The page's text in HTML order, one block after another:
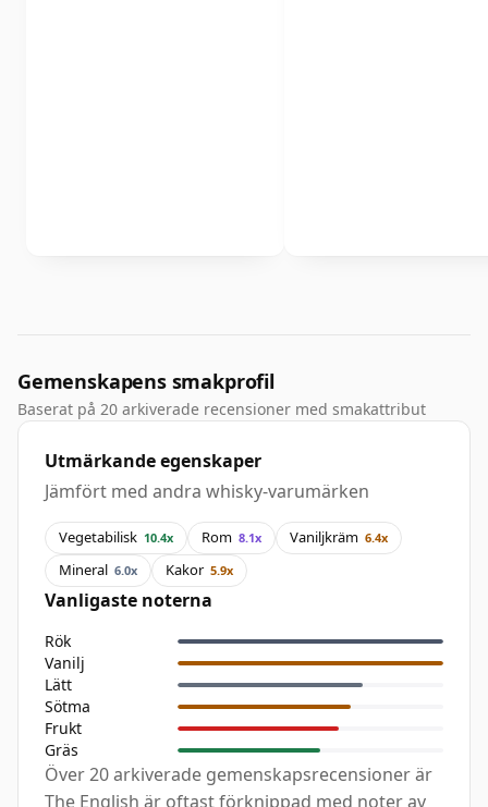
Gemenskapens smakprofil
Baserat på 20 arkiverade recensioner med smakattribut
Utmärkande egenskaper
Jämfört med andra whisky-varumärken
Vegetabilisk 10.4x Rom 8.1x Vaniljkräm 6.4x
Mineral 6.0x Kakor 5.9x
Vanligaste noterna
Rök
Vanilj
Lätt
Sötma
Frukt
Gräs
Över 20 arkiverade gemenskapsrecensioner är
The English är oftast förknippad med noter av